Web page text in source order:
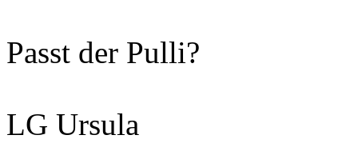
Passt der Pulli?
LG Ursula